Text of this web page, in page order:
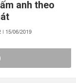
anh theo
| 15/06/2019